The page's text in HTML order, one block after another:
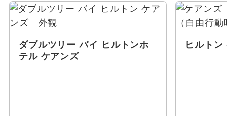
ダブルツリー バイ ヒルトンホ
テル ケアンズ
ヒルトン